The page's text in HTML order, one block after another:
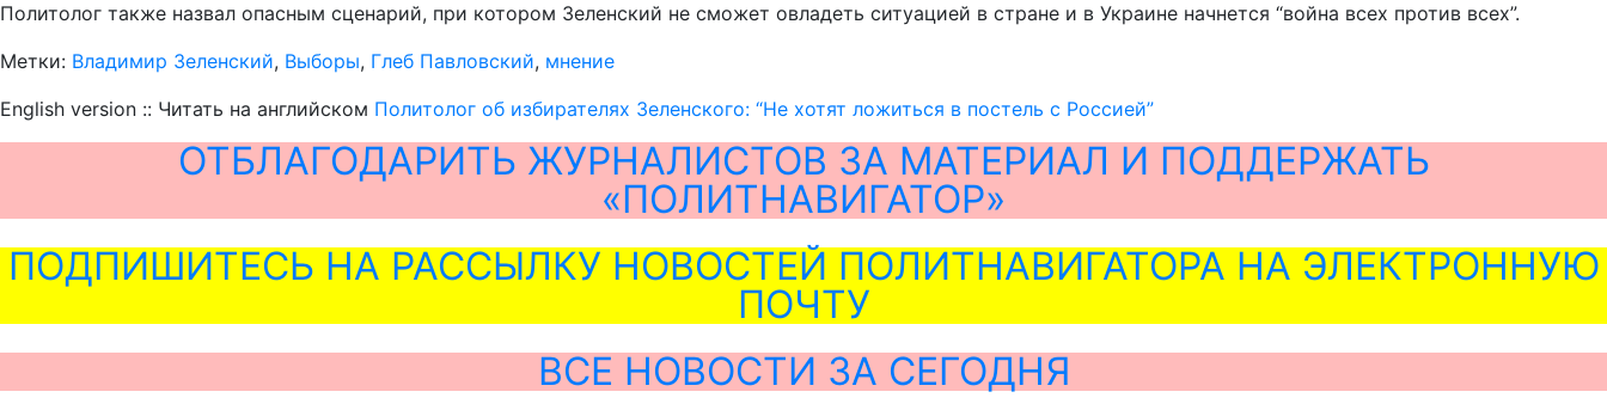
Политолог также назвал опасным сценарий, при котором Зеленский не сможет овладеть ситуацией в стране и в Украине начнется “война всех против всех”.
Метки: Владимир Зеленский, Выборы, Глеб Павловский, мнение
English version :: Читать на английском Политолог об избирателях Зеленского: “Не хотят ложиться в постель с Россией”
ОТБЛАГОДАРИТЬ ЖУРНАЛИСТОВ ЗА МАТЕРИАЛ И ПОДДЕРЖАТЬ
«ПОЛИТНАВИГАТОР»
ПОДПИШИТЕСЬ НА РАССЫЛКУ НОВОСТЕЙ ПОЛИТНАВИГАТОРА НА ЭЛЕКТРОННУЮ
ПОЧТУ
ВСЕ НОВОСТИ ЗА СЕГОДНЯ